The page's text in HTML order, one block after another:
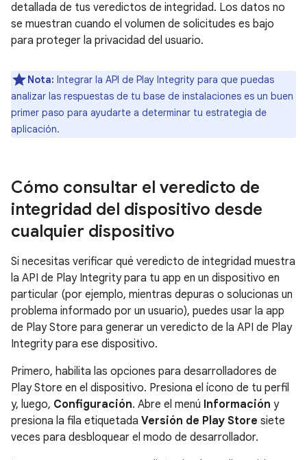
detallada de tus veredictos de integridad. Los datos no
se muestran cuando el volumen de solicitudes es bajo
para proteger la privacidad del usuario.
Nota: Integrar la API de Play Integrity para que puedas
analizar las respuestas de tu base de instalaciones es un buen
primer paso para ayudarte a determinar tu estrategia de
aplicación.
Cómo consultar el veredicto de
integridad del dispositivo desde
cualquier dispositivo
Si necesitas verificar qué veredicto de integridad muestra
la API de Play Integrity para tu app en un dispositivo en
particular (por ejemplo, mientras depuras o solucionas un
problema informado por un usuario), puedes usar la app
de Play Store para generar un veredicto de la API de Play
Integrity para ese dispositivo.
Primero, habilita las opciones para desarrolladores de
Play Store en el dispositivo. Presiona el ícono de tu perfil
y, luego, Configuración. Abre el menú Información y
presiona la fila etiquetada Versión de Play Store siete
veces para desbloquear el modo de desarrollador.